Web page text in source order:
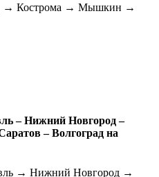
→ Кострома → Мышкин →
– Нижний Новгород –
– Волгоград на
→ Нижний Новгород →